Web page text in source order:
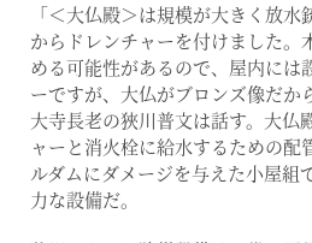
「＜大仏殿＞は規模が大きく放
からドレンチャーを付けました。
める可能性があるので、屋内には
ーですが、大仏がブロンズ像だか
大寺長老の狹川普文は話す。大仏
ャーと消火栓に給水するための配
ルダムにダメージを与えた小屋組
力な設備だ。